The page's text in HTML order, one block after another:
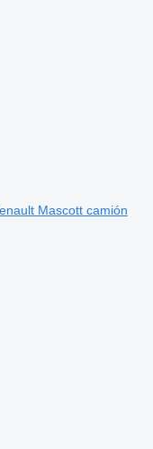
Mascott camión